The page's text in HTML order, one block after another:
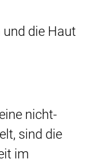
die Haut
nicht-
sind die
im